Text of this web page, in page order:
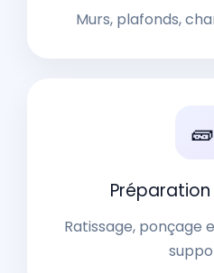
Murs, plafonds,
🧱
Ratissage, ponçage